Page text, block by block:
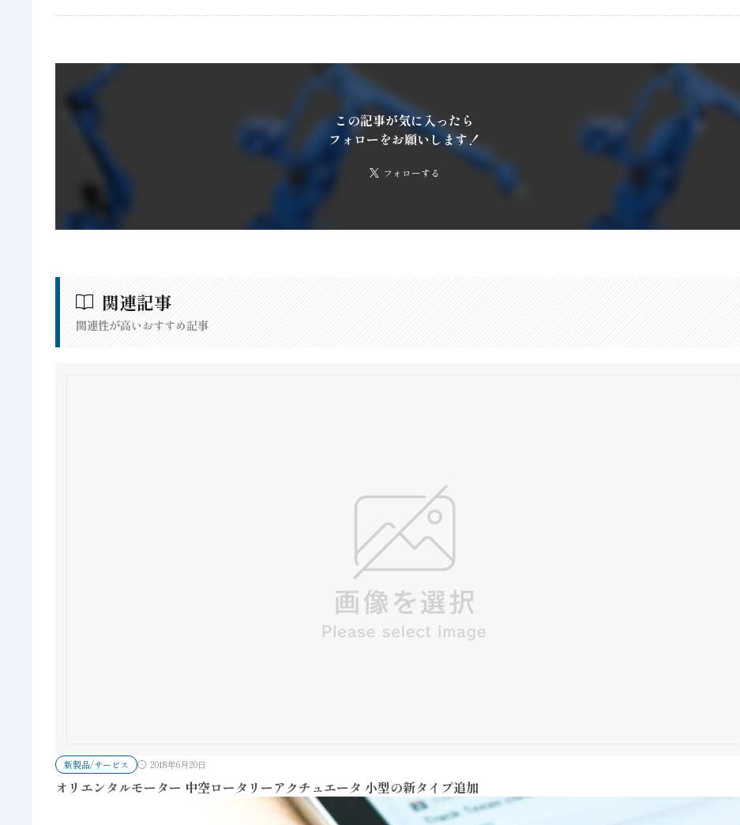
この記事が気に入ったら
フォローをお願いします！
フォローする
関連記事
関連性が高いおすすめ記事
新製品/サービス 2018年6月20日
オリエンタルモーター 中空ロータリーアクチュエータ 小型の新タイプ追加